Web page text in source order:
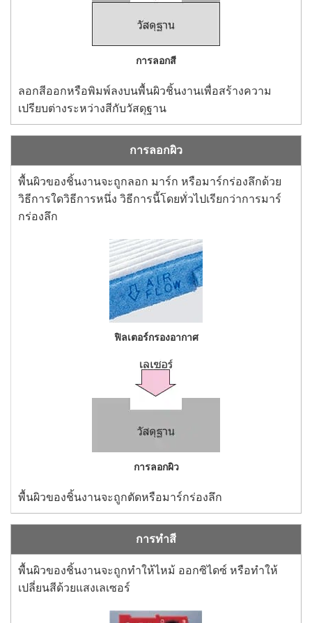
การลอกสี
ลอกสีออกหรือพิมพ์ลงบนพื้นผิวชิ้นงานเพื่อสร้างความ
เปรียบต่างระหว่างสีกับวัสดุฐาน
การลอกผิว
พื้นผิวของชิ้นงานจะถูกลอก มาร์ก หรือมาร์กร่องลึกด้วย
วิธีการใดวิธีการหนึ่ง วิธีการนี้โดยทั่วไปเรียกว่าการมาร์
กร่องลึก
ฟิลเตอร์กรองอากาศ
การลอกผิว
พื้นผิวของชิ้นงานจะถูกตัดหรือมาร์กร่องลึก
การทำสี
พื้นผิวของชิ้นงานจะถูกทำให้ไหม้ ออกซิไดซ์ หรือทำให้
เปลี่ยนสีด้วยแสงเลเซอร์